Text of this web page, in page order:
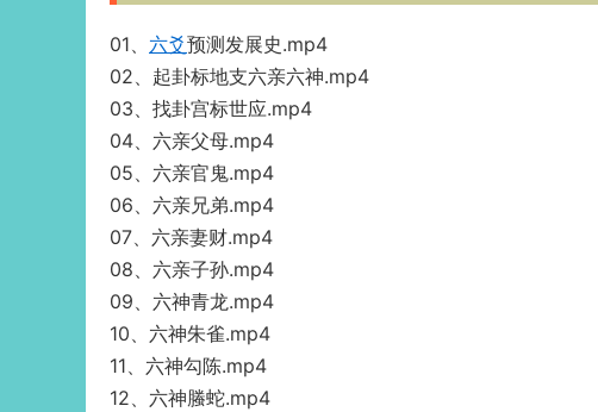
01、 六爻预测发展史.mp4
02、起卦标地支六亲六神.mp4
03、找卦宫标世应.mp4
04、六亲父母.mp4
05、六亲官鬼.mp4
06、六亲兄弟.mp4
07、六亲妻财.mp4
08、六亲子孙.mp4
09、六神青龙.mp4
10、六神朱雀.mp4
11、六神勾陈.mp4
12、六神螣蛇.mp4